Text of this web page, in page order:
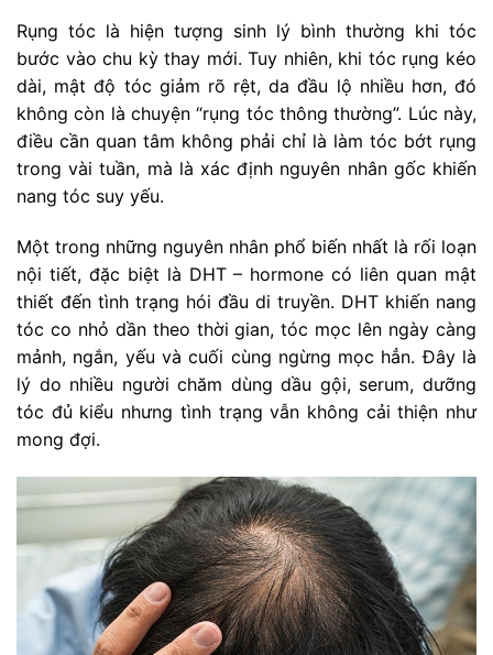
Rụng tóc là hiện tượng sinh lý bình thường khi tóc
bước vào chu kỳ thay mới. Tuy nhiên, khi tóc rụng kéo
dài, mật độ tóc giảm rõ rệt, da đầu lộ nhiều hơn, đó
không còn là chuyện “rụng tóc thông thường”. Lúc này,
điều cần quan tâm không phải chỉ là làm tóc bớt rụng
trong vài tuần, mà là xác định nguyên nhân gốc khiến
nang tóc suy yếu.
Một trong những nguyên nhân phổ biến nhất là rối loạn
nội tiết, đặc biệt là DHT – hormone có liên quan mật
thiết đến tình trạng hói đầu di truyền. DHT khiến nang
tóc co nhỏ dần theo thời gian, tóc mọc lên ngày càng
mảnh, ngắn, yếu và cuối cùng ngừng mọc hẳn. Đây là
lý do nhiều người chăm dùng dầu gội, serum, dưỡng
tóc đủ kiểu nhưng tình trạng vẫn không cải thiện như
mong đợi.